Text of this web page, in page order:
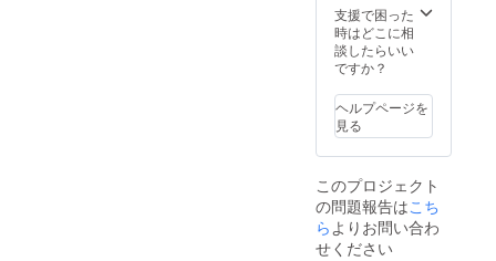
支援で困った
時はどこに相
談したらいい
ですか？
ヘルプページを
見る
このプロジェクト
の問題報告はこち
らよりお問い合わ
せください